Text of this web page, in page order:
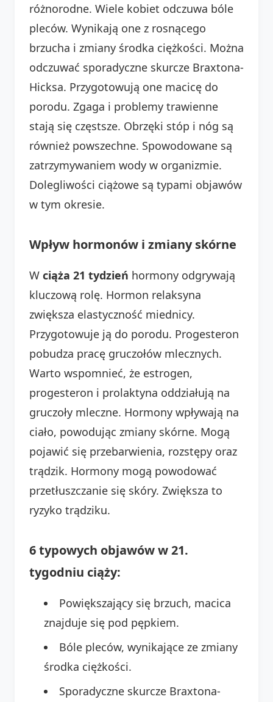
różnorodne. Wiele kobiet odczuwa bóle
pleców. Wynikają one z rosnącego
brzucha i zmiany środka ciężkości. Można
odczuwać sporadyczne skurcze Braxtona-
Hicksa. Przygotowują one macicę do
porodu. Zgaga i problemy trawienne
stają się częstsze. Obrzęki stóp i nóg są
również powszechne. Spowodowane są
zatrzymywaniem wody w organizmie.
Dolegliwości ciążowe są typami objawów
w tym okresie.
Wpływ hormonów i zmiany skórne
W ciąża 21 tydzień hormony odgrywają
kluczową rolę. Hormon relaksyna
zwiększa elastyczność miednicy.
Przygotowuje ją do porodu. Progesteron
pobudza pracę gruczołów mlecznych.
Warto wspomnieć, że estrogen,
progesteron i prolaktyna oddziałują na
gruczoły mleczne. Hormony wpływają na
ciało, powodując zmiany skórne. Mogą
pojawić się przebarwienia, rozstępy oraz
trądzik. Hormony mogą powodować
przetłuszczanie się skóry. Zwiększa to
ryzyko trądziku.
6 typowych objawów w 21.
tygodniu ciąży:
Powiększający się brzuch, macica
znajduje się pod pępkiem.
Bóle pleców, wynikające ze zmiany
środka ciężkości.
Sporadyczne skurcze Braxtona-